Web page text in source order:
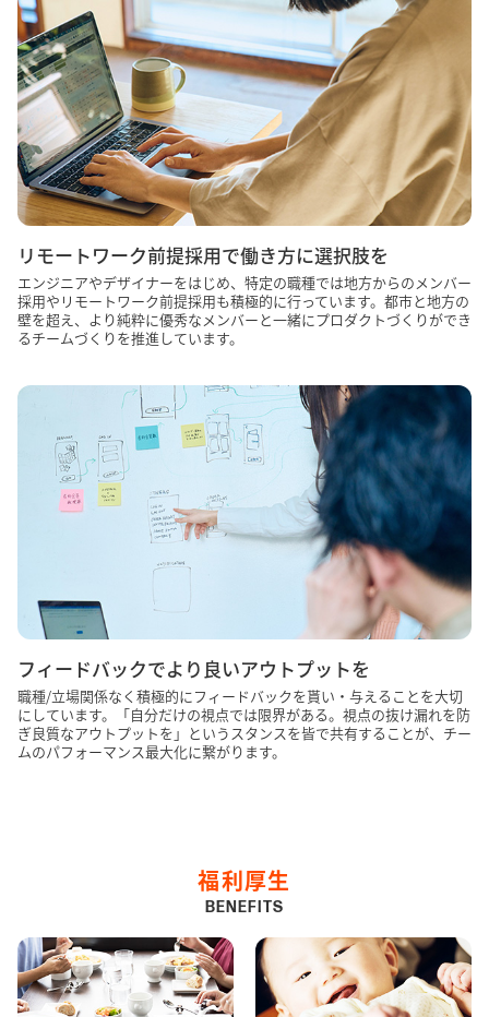
リモートワーク前提採用で働き方に選択肢を
エンジニアやデザイナーをはじめ、特定の職種では地方からのメンバー
採用やリモートワーク前提採用も積極的に行っています。都市と地方の
壁を超え、より純粋に優秀なメンバーと一緒にプロダクトづくりができ
るチームづくりを推進しています。
フィードバックでより良いアウトプットを
職種/立場関係なく積極的にフィードバックを貰い・与えることを大切
にしています。「自分だけの視点では限界がある。視点の抜け漏れを防
ぎ良質なアウトプットを」というスタンスを皆で共有することが、チー
ムのパフォーマンス最大化に繋がります。
福利厚生
BENEFITS